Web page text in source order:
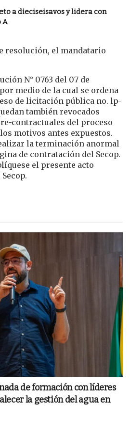
a dieciseisavos y lidera con
A
resolución, el mandatario
N° 0763 del 07 de
medio de la cual se ordena
de licitación pública no. lp-
también revocados
contractuales del proceso
motivos antes expuestos.
la terminación anormal
de contratación del Secop.
el presente acto
de formación con líderes
la gestión del agua en